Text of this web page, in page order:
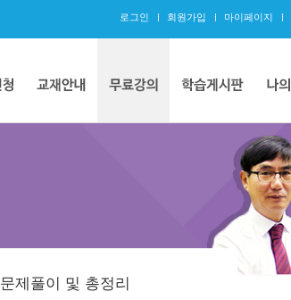
로그인 회원가입 마이페이지
문제풀이 및 총정리